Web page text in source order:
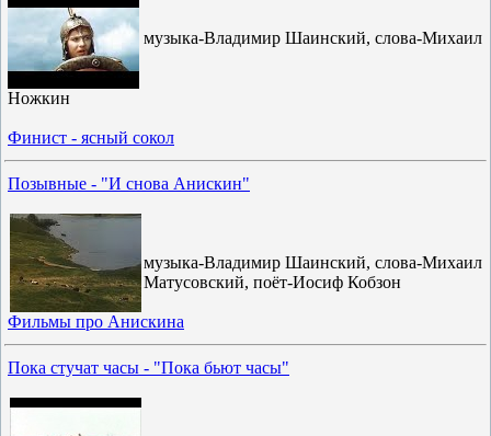
музыка-Владимир Шаинский, слова-Михаил
Ножкин
Финист - ясный сокол
Позывные - "И снова Анискин"
музыка-Владимир Шаинский, слова-Михаил
Матусовский, поёт-Иосиф Кобзон
Фильмы про Анискина
Пока стучат часы - "Пока бьют часы"